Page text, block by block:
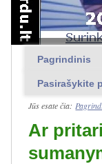
Pagrindinis
Pasirašykite
Jūs esate čia:
Ar